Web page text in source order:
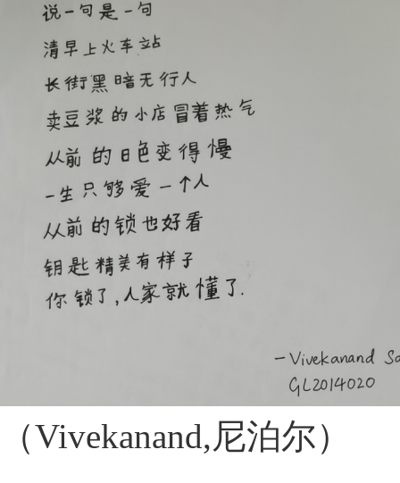
（Vivekanand,尼泊尔）